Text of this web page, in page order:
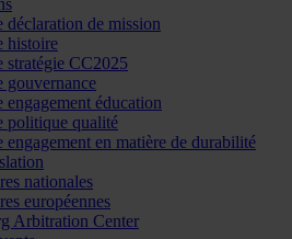
déclaration de mission
histoire
stratégie CC2025
gouvernance
engagement éducation
politique qualité
engagement en matière de durabilité
nationales
européennes
Arbitration Center